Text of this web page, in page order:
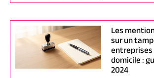
Les
sur un
domicile :
2024